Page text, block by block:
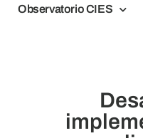
Observatorio CIES